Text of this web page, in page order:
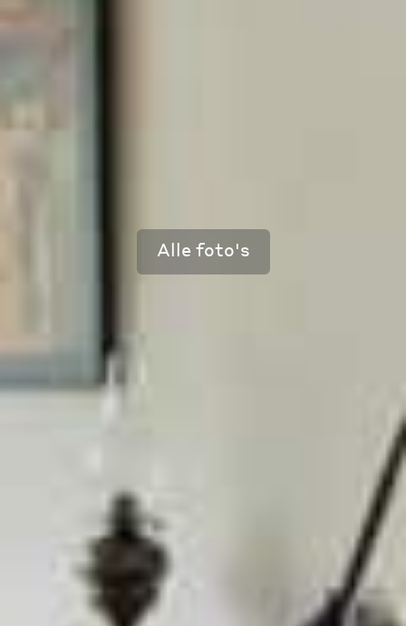
Alle foto's